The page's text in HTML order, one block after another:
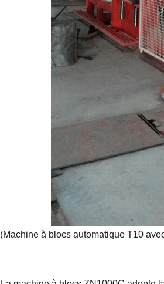
(Machine à blocs automatique T10